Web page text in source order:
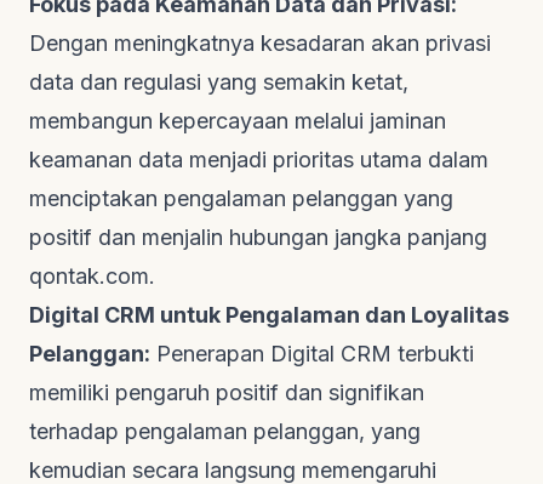
Dengan meningkatnya kesadaran akan privasi
data dan regulasi yang semakin ketat,
membangun kepercayaan melalui jaminan
keamanan data menjadi prioritas utama dalam
menciptakan pengalaman pelanggan yang
positif dan menjalin hubungan jangka panjang
qontak.com.
Digital CRM untuk Pengalaman dan Loyalitas
Pelanggan: Penerapan Digital CRM terbukti
memiliki pengaruh positif dan signifikan
terhadap pengalaman pelanggan, yang
kemudian secara langsung memengaruhi